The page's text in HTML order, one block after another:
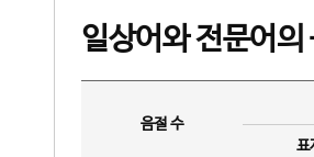
일상어와 전문어의
음절 수
표